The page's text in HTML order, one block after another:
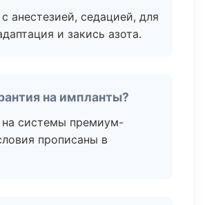
анестезией, седацией, для
и закись азота.
на импланты?
на системы премиум-
прописаны в